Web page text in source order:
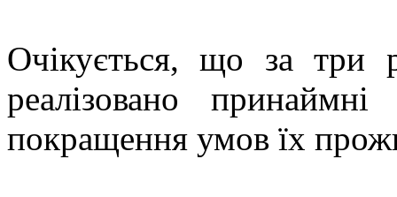
Очікується, що за три
реалізовано
покращення умов їх